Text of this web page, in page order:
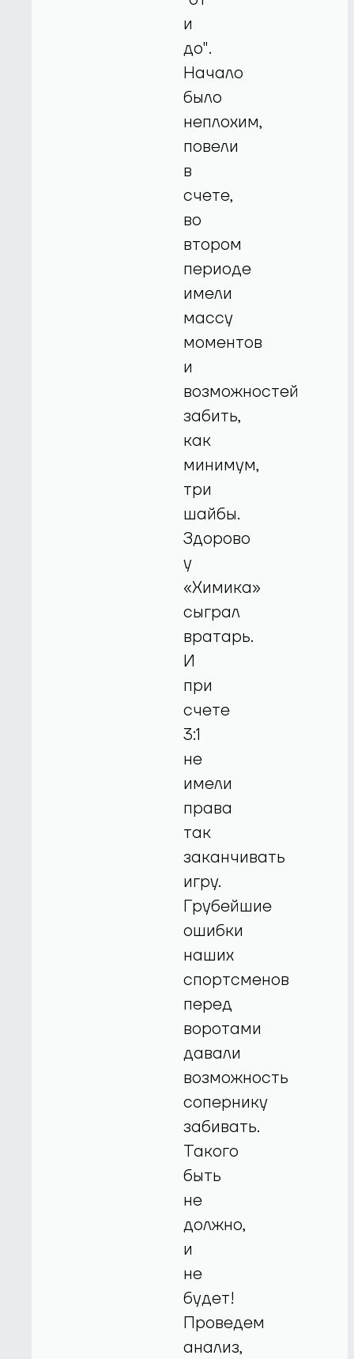
и
до".
Начало
было
неплохим,
повели
в
счете,
во
втором
периоде
имели
массу
моментов
и
возможностей
забить,
как
минимум,
три
шайбы.
Здорово
у
«Химика»
сыграл
вратарь.
И
при
счете
3:1
не
имели
права
так
заканчивать
игру.
Грубейшие
ошибки
наших
спортсменов
перед
воротами
давали
возможность
сопернику
забивать.
Такого
быть
не
должно,
и
не
будет!
Проведем
анализ,